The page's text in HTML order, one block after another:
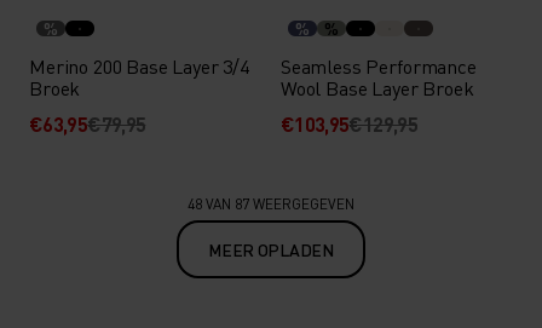
%
Merino 200 Base Layer 3/4
Broek
€63,95€79,95
% %
Seamless Performance
Wool Base Layer Broek
€103,95€129,95
48 VAN 87 WEERGEGEVEN
MEER OPLADEN